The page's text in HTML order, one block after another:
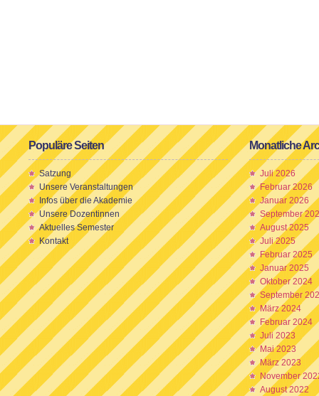
Populäre Seiten
Satzung
Unsere Veranstaltungen
Infos über die Akademie
Unsere Dozentinnen
Aktuelles Semester
Kontakt
Monatliche
Juli 2026
Februar 2026
Januar 2026
September
August 2025
Juli 2025
Februar 2025
Januar 2025
Oktober 2024
September
März 2024
Februar 2024
Juli 2023
Mai 2023
März 2023
November
August 2022